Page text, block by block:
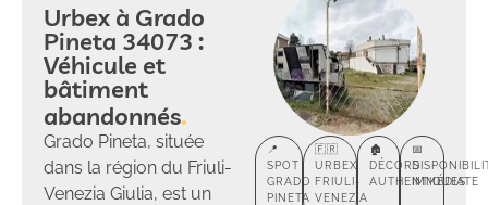
Urbex à Grado
Pineta 34073 :
Véhicule et
bâtiment
abandonnés
Grado Pineta, située
dans la région du Friuli-
Venezia Giulia, est un
📍
SPOT
GRADO
PINETA
🇫🇷
URBEX
FRIULI-
VENEZIA
🏚️
DÉCORS
AUTHENTIQUES
📅
IMMÉDIATE